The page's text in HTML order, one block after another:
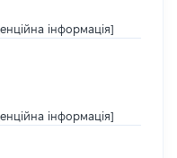
інформація]
інформація]